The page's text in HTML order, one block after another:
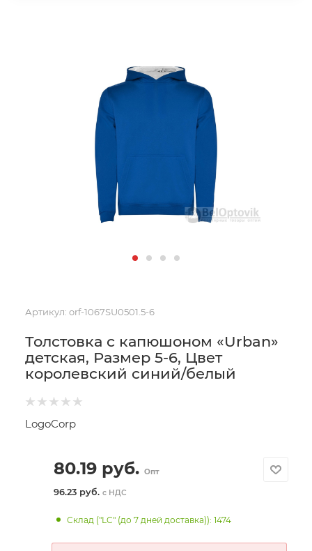
Артикул: orf-1067SU0501.5-6
Толстовка с капюшоном «Urban»
детская, Размер 5-6, Цвет
королевский синий/белый
LogoCorp
80.19руб. Опт
96.23 руб. с НДС
Склад ("LC" (до 7 дней доставка)): 1474